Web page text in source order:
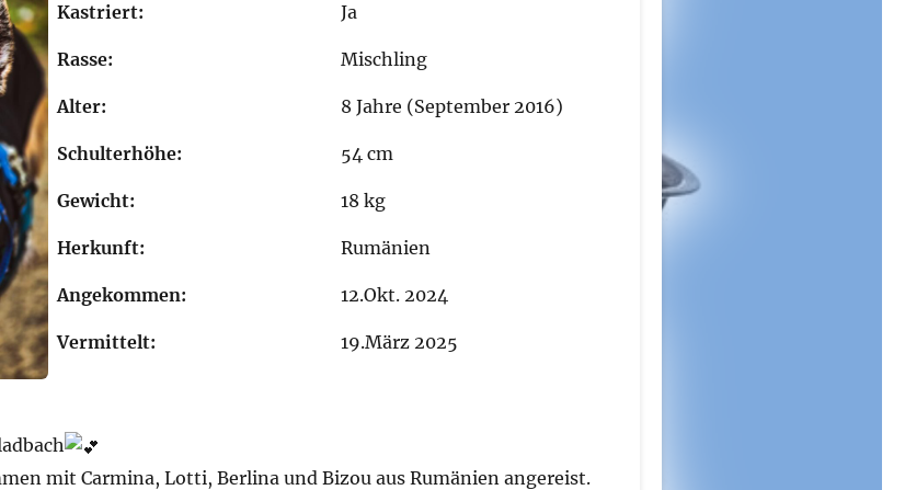
Kastriert: Ja
Rasse: Mischling
Alter: 8 Jahre (September 2016)
Schulterhöhe: 54 cm
Gewicht: 18 kg
Herkunft: Rumänien
Angekommen: 12.Okt. 2024
Vermittelt: 19.März 2025
mit Carmina, Lotti, Berlina und Bizou aus Rumänien angereist.